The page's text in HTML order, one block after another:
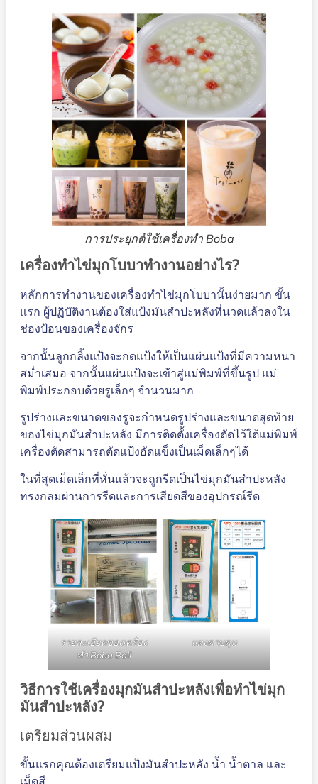
การประยุกต์ใช้เครื่องทำ Boba
เครื่องทำไข่มุกโบบาทำงานอย่างไร?
หลักการทำงานของเครื่องทำไข่มุกโบบานั้นง่ายมาก ขั้น
แรก ผู้ปฏิบัติงานต้องใส่แป้งมันสำปะหลังที่นวดแล้วลงใน
ช่องป้อนของเครื่องจักร
จากนั้นลูกกลิ้งแป้งจะกดแป้งให้เป็นแผ่นแป้งที่มีความหนา
สม่ำเสมอ จากนั้นแผ่นแป้งจะเข้าสู่แม่พิมพ์ที่ขึ้นรูป แม่
พิมพ์ประกอบด้วยรูเล็กๆ จำนวนมาก
รูปร่างและขนาดของรูจะกำหนดรูปร่างและขนาดสุดท้าย
ของไข่มุกมันสำปะหลัง มีการติดตั้งเครื่องตัดไว้ใต้แม่พิมพ์
เครื่องตัดสามารถตัดแป้งอัดแข็งเป็นเม็ดเล็กๆได้
ในที่สุดเม็ดเล็กที่หั่นแล้วจะถูกรีดเป็นไข่มุกมันสำปะหลัง
ทรงกลมผ่านการรีดและการเสียดสีของอุปกรณ์รีด
รายละเอียดของเครื่อง
ทำ Boba Ball
แผงควบคุม
วิธีการใช้เครื่องมุกมันสำปะหลังเพื่อทำไข่มุก
มันสำปะหลัง?
เตรียมส่วนผสม
ขั้นแรกคุณต้องเตรียมแป้งมันสำปะหลัง น้ำ น้ำตาล และ
เม็ดสี